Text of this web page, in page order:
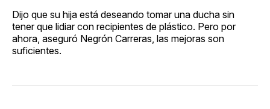
Dijo que su hija está deseando tomar una ducha sin
tener que lidiar con recipientes de plástico. Pero por
ahora, aseguró Negrón Carreras, las mejoras son
suficientes.